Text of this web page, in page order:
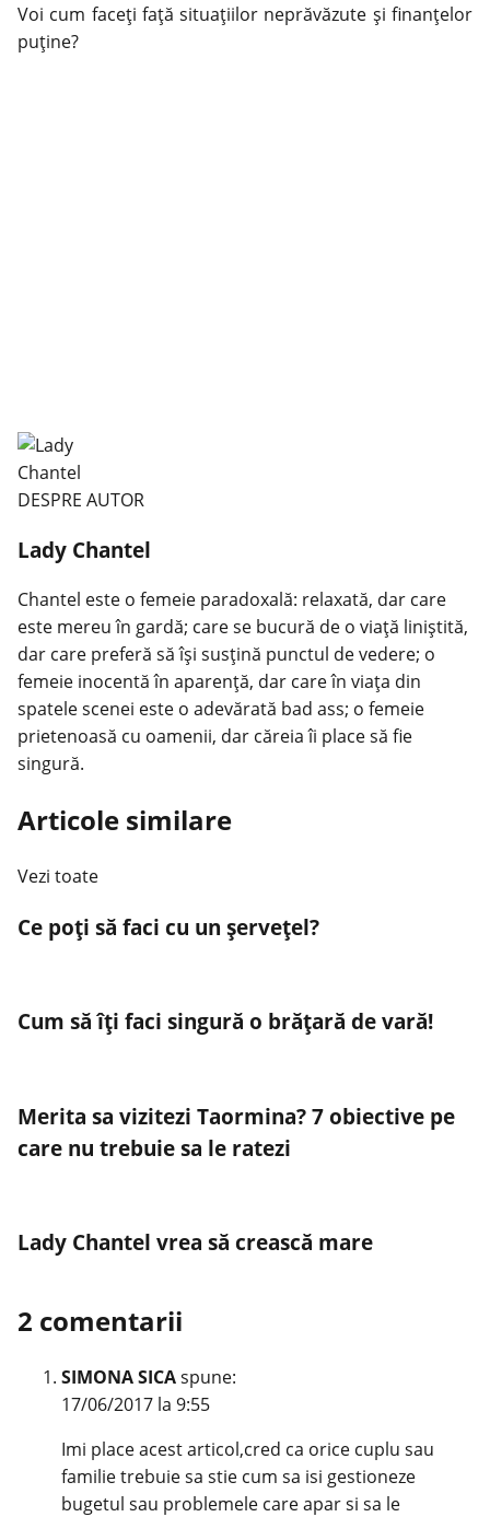
Voi cum faceţi faţă situaţiilor neprăvăzute şi finanţelor
puţine?
DESPRE AUTOR
Lady Chantel
Chantel este o femeie paradoxală: relaxată, dar care
este mereu în gardă; care se bucură de o viaţă liniştită,
dar care preferă să îşi susţină punctul de vedere; o
femeie inocentă în aparenţă, dar care în viaţa din
spatele scenei este o adevărată bad ass; o femeie
prietenoasă cu oamenii, dar căreia îi place să fie
singură.
Articole similare
Vezi toate
Ce poți să faci cu un șervețel?
Cum să îţi faci singură o brăţară de vară!
Merita sa vizitezi Taormina? 7 obiective pe
care nu trebuie sa le ratezi
Lady Chantel vrea să crească mare
2 comentarii
SIMONA SICAspune:
17/06/2017 la 9:55
Imi place acest articol,cred ca orice cuplu sau
familie trebuie sa stie cum sa isi gestioneze
bugetul sau problemele care apar si sa le